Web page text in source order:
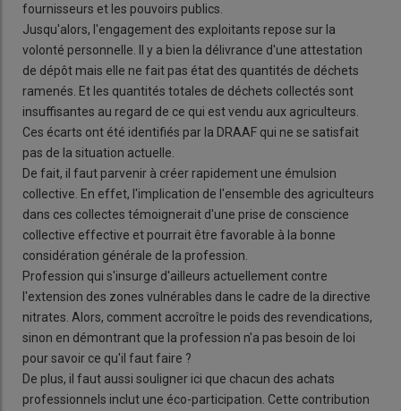
fournisseurs et les pouvoirs publics.
Jusqu'alors, l'engagement des exploitants repose sur la
volonté personnelle. Il y a bien la délivrance d'une attestation
de dépôt mais elle ne fait pas état des quantités de déchets
ramenés. Et les quantités totales de déchets collectés sont
insuffisantes au regard de ce qui est vendu aux agriculteurs.
Ces écarts ont été identifiés par la DRAAF qui ne se satisfait
pas de la situation actuelle.
De fait, il faut parvenir à créer rapidement une émulsion
collective. En effet, l'implication de l'ensemble des agriculteurs
dans ces collectes témoignerait d'une prise de conscience
collective effective et pourrait être favorable à la bonne
considération générale de la profession.
Profession qui s'insurge d'ailleurs actuellement contre
l'extension des zones vulnérables dans le cadre de la directive
nitrates. Alors, comment accroître le poids des revendications,
sinon en démontrant que la profession n'a pas besoin de loi
pour savoir ce qu'il faut faire ?
De plus, il faut aussi souligner ici que chacun des achats
professionnels inclut une éco-participation. Cette contribution